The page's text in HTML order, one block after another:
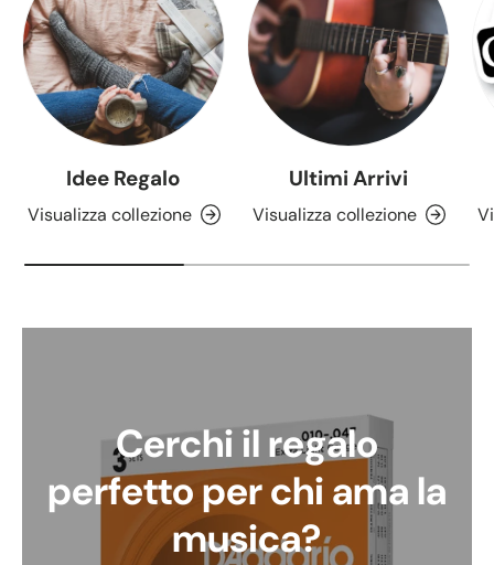
Idee Regalo
Visualizza collezione
Ultimi Arrivi
Visualizza collezione
Cerchi il regalo
perfetto per chi ama la
musica?